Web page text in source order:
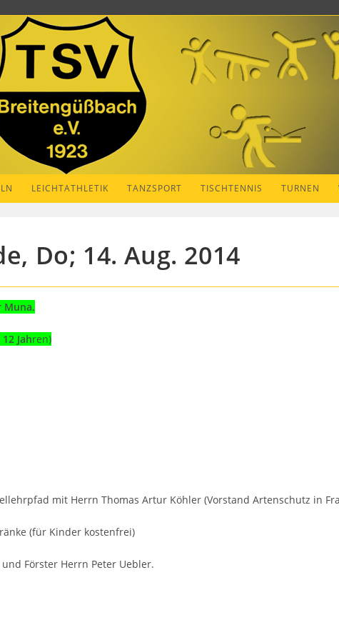
LEICHTATHLETIK TANZSPORT TISCHTENNIS TURNEN
Do; 14. Aug. 2014
Muna.
Jahren)
mit Herrn Thomas Artur Köhler (Vorstand Artenschutz in
(für Kinder kostenfrei)
Förster Herrn Peter Uebler.